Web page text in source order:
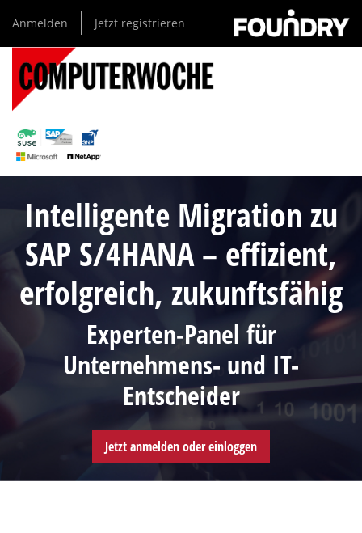
zum
Inhalt
Anmelden Jetzt registrieren
Intelligente Migration zu
SAP S/4HANA – effizient,
erfolgreich, zukunftsfähig
Experten-Panel für
Unternehmens- und IT-
Entscheider
Jetzt anmelden oder einloggen